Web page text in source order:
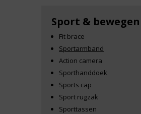
Sport & bewegen
Fit brace
Sportarmband
Action camera
Sporthanddoek
Sports cap
Sport rugzak
Sporttassen